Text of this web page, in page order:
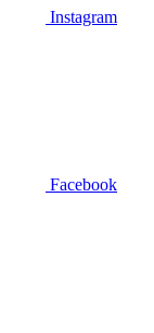
Instagram
Facebook